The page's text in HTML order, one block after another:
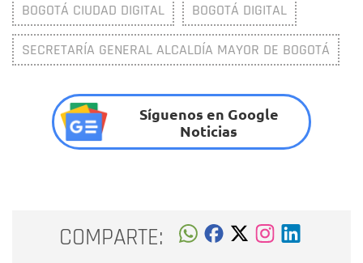
BOGOTÁ CIUDAD DIGITAL BOGOTÁ DIGITAL
SECRETARÍA GENERAL ALCALDÍA MAYOR DE BOGOTÁ
Síguenos en Google
Noticias
COMPARTE: